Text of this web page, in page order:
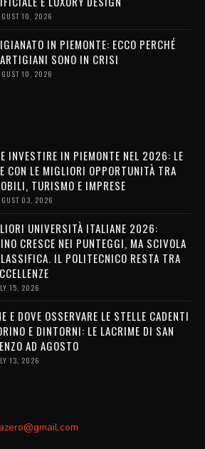
10, 2026
IN PIEMONTE: ECCO PERCHÉ
SONO IN CRISI
10, 2026
INVESTIRE IN PIEMONTE NEL 2026: LE
CON LE MIGLIORI OPPORTUNITÀ TRA
TURISMO E IMPRESE
03, 2026
UNIVERSITÀ ITALIANE 2026:
CRESCE NEI PUNTEGGI, MA SCIVOLA
IL POLITECNICO RESTA TRA
15, 2026
E DOVE OSSERVARE LE STELLE CADENTI
E DINTORNI: LE LACRIME DI SAN
AD AGOSTO
13, 2026